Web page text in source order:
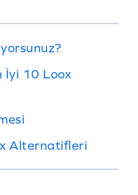
İyi 10 Loox
Alternatifleri